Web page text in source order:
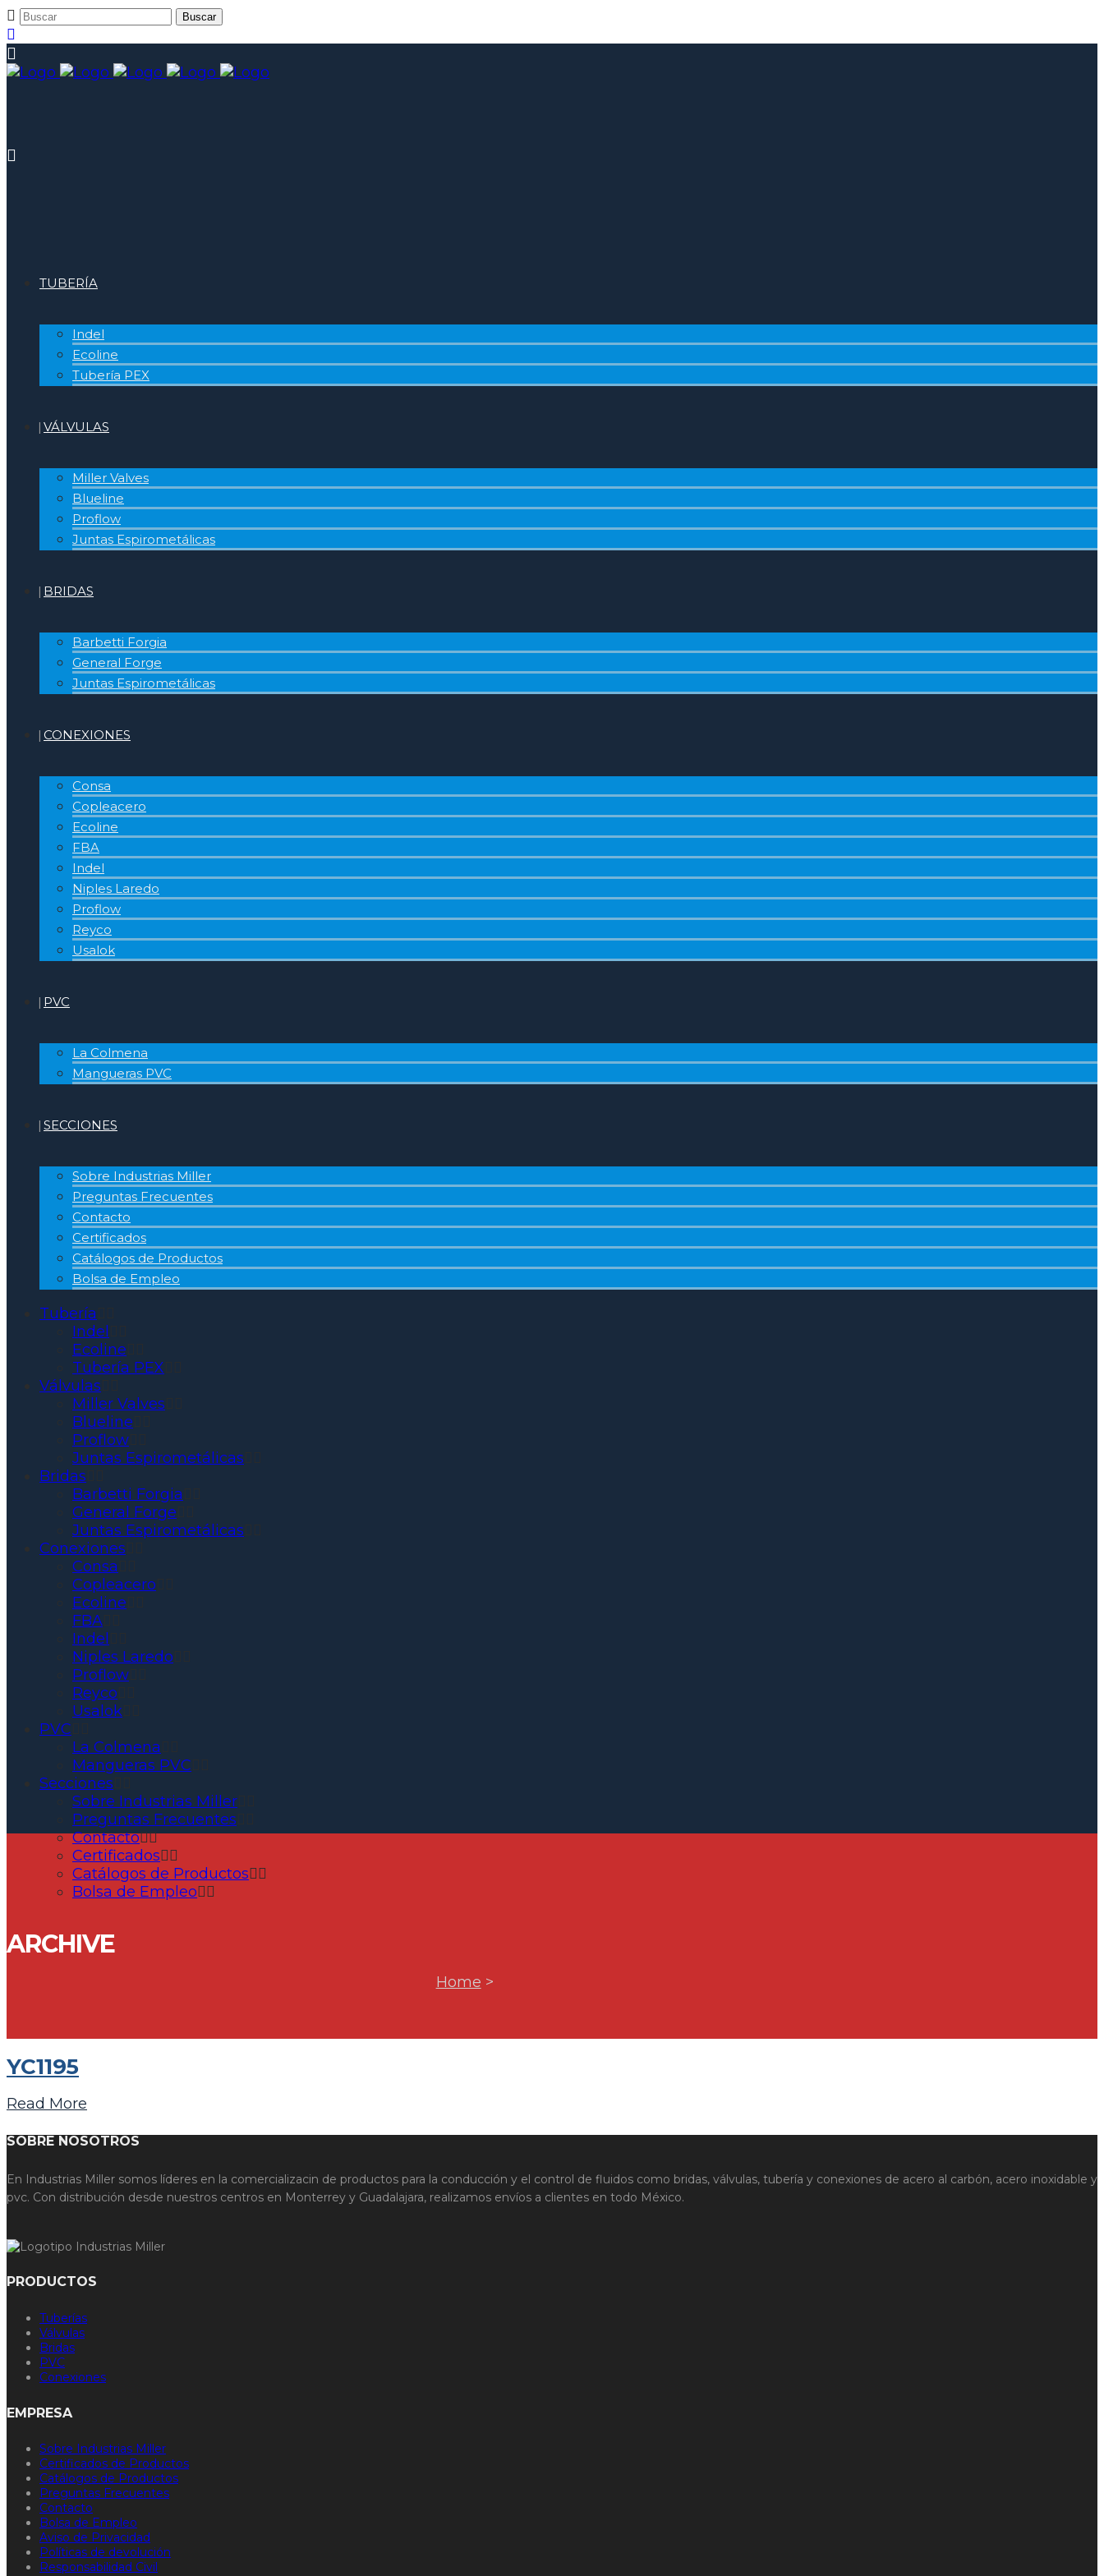
TUBERÍA
Indel
Ecoline
Tubería PEX
VÁLVULAS
Miller Valves
Blueline
Proflow
Juntas Espirometálicas
BRIDAS
Barbetti Forgia
General Forge
Juntas Espirometálicas
CONEXIONES
Consa
Copleacero
Ecoline
FBA
Indel
Niples Laredo
Proflow
Reyco
Usalok
PVC
La Colmena
Mangueras PVC
SECCIONES
Sobre Industrias Miller
Preguntas Frecuentes
Contacto
Certificados
Catálogos de Productos
Bolsa de Empleo
Tubería
Indel
Ecoline
Tubería PEX
Válvulas
Miller Valves
Blueline
Proflow
Juntas Espirometálicas
Bridas
Barbetti Forgia
General Forge
Juntas Espirometálicas
Conexiones
Consa
Copleacero
Ecoline
FBA
Indel
Niples Laredo
Proflow
Reyco
Usalok
PVC
La Colmena
Mangueras PVC
Secciones
Sobre Industrias Miller
Preguntas Frecuentes
Contacto
Certificados
Catálogos de Productos
Bolsa de Empleo
ARCHIVE
Home >
YC1195
Read More
SOBRE NOSOTROS
En Industrias Miller somos líderes en la comercializacin de productos para la conducción y el control de fluidos como bridas, válvulas, tubería y conexiones de acero al carbón, acero inoxidable y
pvc. Con distribución desde nuestros centros en Monterrey y Guadalajara, realizamos envíos a clientes en todo México.
PRODUCTOS
Tuberías
Válvulas
Bridas
PVC
Conexiones
EMPRESA
Sobre Industrias Miller
Certificados de Productos
Catálogos de Productos
Preguntas Frecuentes
Contacto
Bolsa de Empleo
Aviso de Privacidad
Políticas de devolución
Responsabilidad Civil